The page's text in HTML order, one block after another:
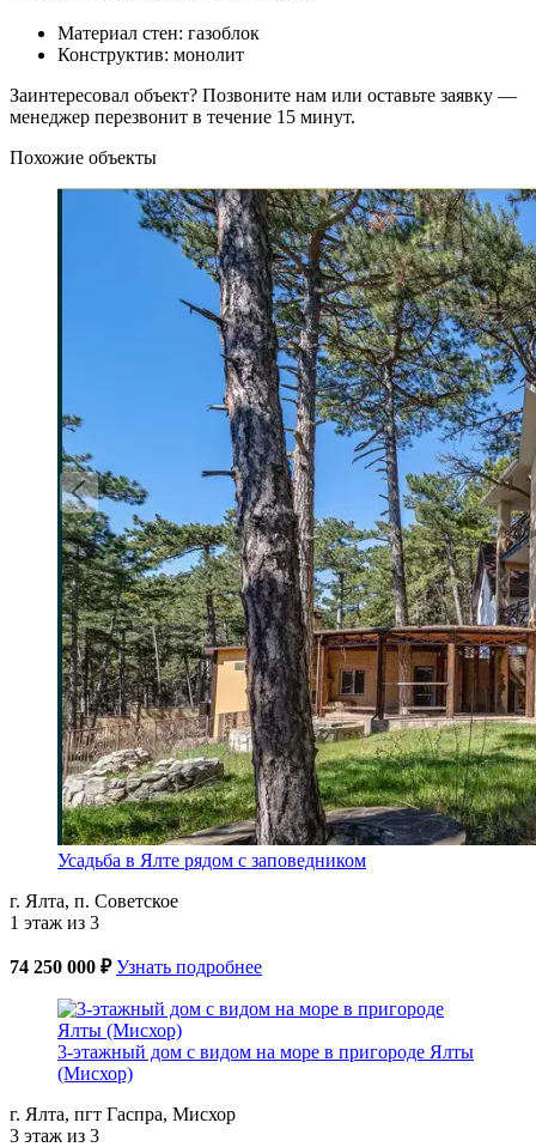
Материал стен: газоблок
Конструктив: монолит
Заинтересовал объект? Позвоните нам или оставьте заявку —
менеджер перезвонит в течение 15 минут.
Похожие объекты
Усадьба в Ялте рядом с заповедником
г. Ялта, п. Советское
1 этаж из 3
74 250 000 ₽ Узнать подробнее
3-этажный дом с видом на море в пригороде Ялты
(Мисхор)
г. Ялта, пгт Гаспра, Мисхор
3 этаж из 3